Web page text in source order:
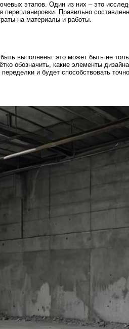
этапов. Один из них – это
Правильно
на материалы и работы.
выполнены: это может быть не
обозначить, какие элементы
и будет способствовать